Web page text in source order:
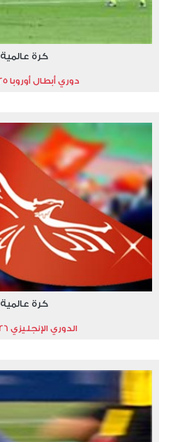
كرة عالمية
دوري أبطال أوروبا 2025-2026
كرة عالمية
الدوري الإنجليزي 2025/2026